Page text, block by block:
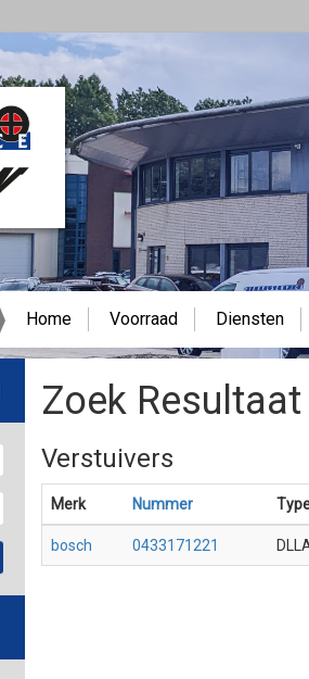
Home Voorraad Diensten
Zoek
Verstuivers
Merk Nummer
bosch 0433171221